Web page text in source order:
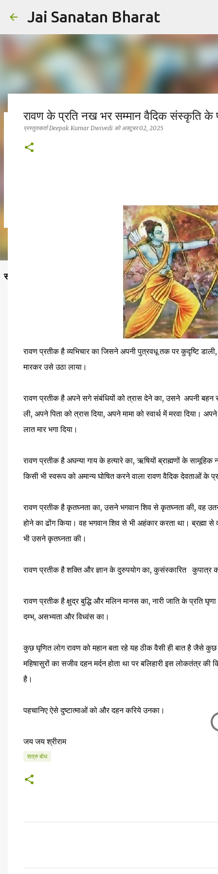
Jai Sanatan Bharat
सनातन विचार ही वह प्रकाश है, जहाँ से जीवन, धर्म और कर्तव्य—तीनों
हिंदू होने का अर्थ : नर से नारायण बनने की यात्रा
प्रस्तुतकर्ता
रावण के प्रति नख भर सम्मान वैदिक संस्कृति के
प्रस्तुतकर्ताDeepak Kumar Dwivedi कोअक्टूबर 02, 2025
रावण प्रतीक है व्यभिचार का जिसने अपनी पुत्रवधू तक पर कुदृष्टि
मारकर उसे उठा लाया।
रावण प्रतीक है अपने सगे संबंधियों को त्रास देने का, उसने अपनी बहन
ली, अपने पिता को त्रास दिया, अपने मामा को स्वार्थ में मरवा दिया।
लात मार भगा दिया।
रावण प्रतीक है अघन्या गाय के हत्यारे का, ऋषियों ब्राह्मणों के
किसी भी स्वरूप को अमान्य घोषित करने वाला रावण वैदिक देवताओं के
रावण प्रतीक है कृतघ्नता का, उसने भगवान शिव से कृतघ्नता की, वह
होने का ढोंग किया। वह भगवान शिव से भी अहंकार करता था। ब्रह्मा
भी उसने कृतघ्नता की।
रावण प्रतीक है शक्ति और ज्ञान के दुरुपयोग का, कुसंस्कारित कुपात्र
रावण प्रतीक है क्षुद्र बुद्धि और मलिन मानस का, नारी जाति के प्रति
दम्भ, असभ्यता और विध्वंस का।
कुछ घृणित लोग रावण को महान बता रहे यह ठीक वैसी ही बात है जैसे
महिषासुरों का सजीव दहन मर्दन होता था पर बलिहारी इस लोकतंत्र
है।
पहचानिए ऐसे दुष्टात्माओं को और दहन करिये उनका।
जय जय श्रीराम
शत्रु बोध